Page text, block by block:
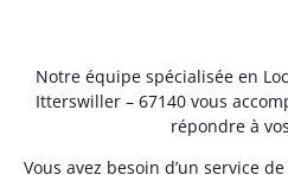
Notre équipe spécialisée en
Itterswiller – 67140 vous
répondre à
Vous avez besoin d’un service